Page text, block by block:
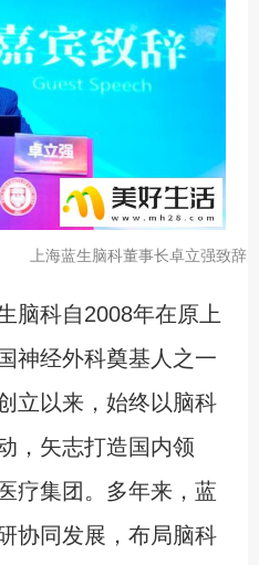
上海蓝生脑科董事长卓立强致
科自2008年在原上
神经外科奠基人之一
立以来，始终以脑科
，矢志打造国内领
疗集团。多年来，蓝
协同发展，布局脑科